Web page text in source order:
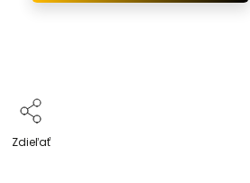
Zdieľať